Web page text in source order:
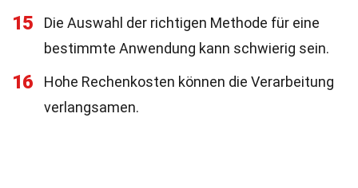
15
Die Auswahl der richtigen Methode für eine
bestimmte Anwendung kann schwierig sein.
16
Hohe Rechenkosten können die Verarbeitung
verlangsamen.